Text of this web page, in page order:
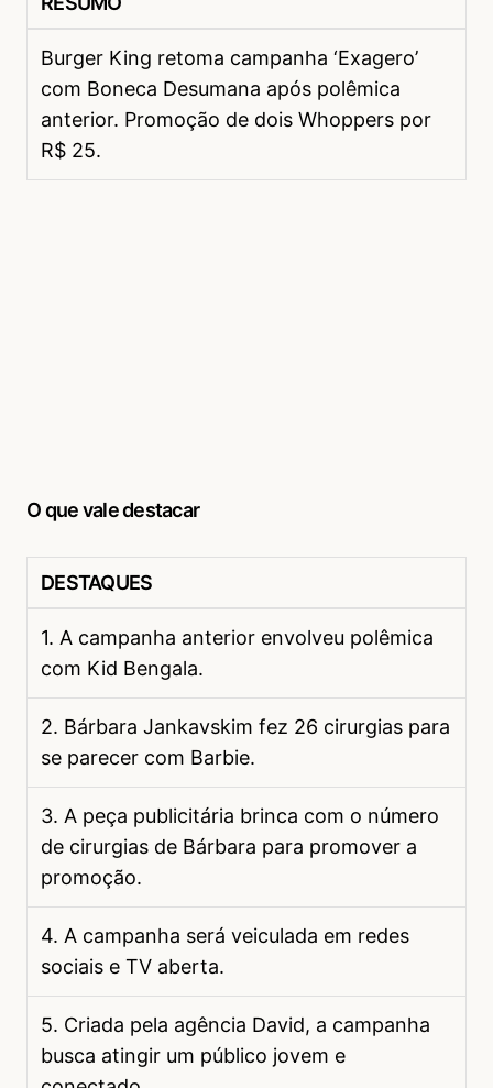
Burger King retoma campanha ‘Exagero’
com Boneca Desumana após polêmica
anterior. Promoção de dois Whoppers por
R$ 25.
O que vale destacar
DESTAQUES
1. A campanha anterior envolveu polêmica
com Kid Bengala.
2. Bárbara Jankavskim fez 26 cirurgias para
se parecer com Barbie.
3. A peça publicitária brinca com o número
de cirurgias de Bárbara para promover a
promoção.
4. A campanha será veiculada em redes
sociais e TV aberta.
5. Criada pela agência David, a campanha
busca atingir um público jovem e